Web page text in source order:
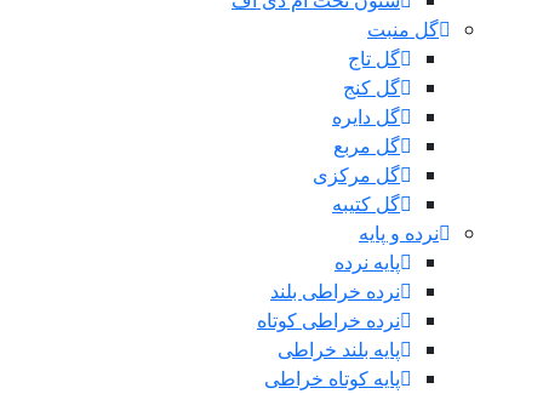
گل منبت
گل تاج
گل کنج
گل دایره
گل مربع
گل مرکزی
گل کتیبه
نرده و پایه
پایه نرده
نرده خراطی بلند
نرده خراطی کوتاه
پایه بلند خراطی
پایه کوتاه خراطی